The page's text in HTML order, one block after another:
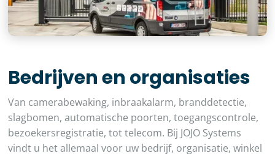
Bedrijven en organisaties
Van camerabewaking, inbraakalarm, branddetectie,
slagbomen, automatische poorten, toegangscontrole,
bezoekersregistratie, tot telecom. Bij JOJO Systems
vindt u het allemaal voor uw bedrijf, organisatie, winkel